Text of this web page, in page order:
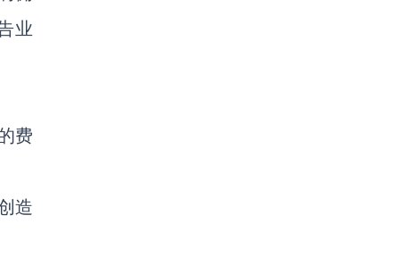
业
费
造